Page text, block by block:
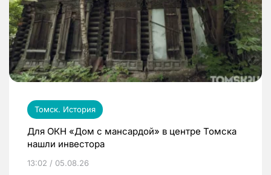
Томск. История
Для ОКН «Дом с мансардой» в центре Томска
нашли инвестора
13:02 / 05.08.26